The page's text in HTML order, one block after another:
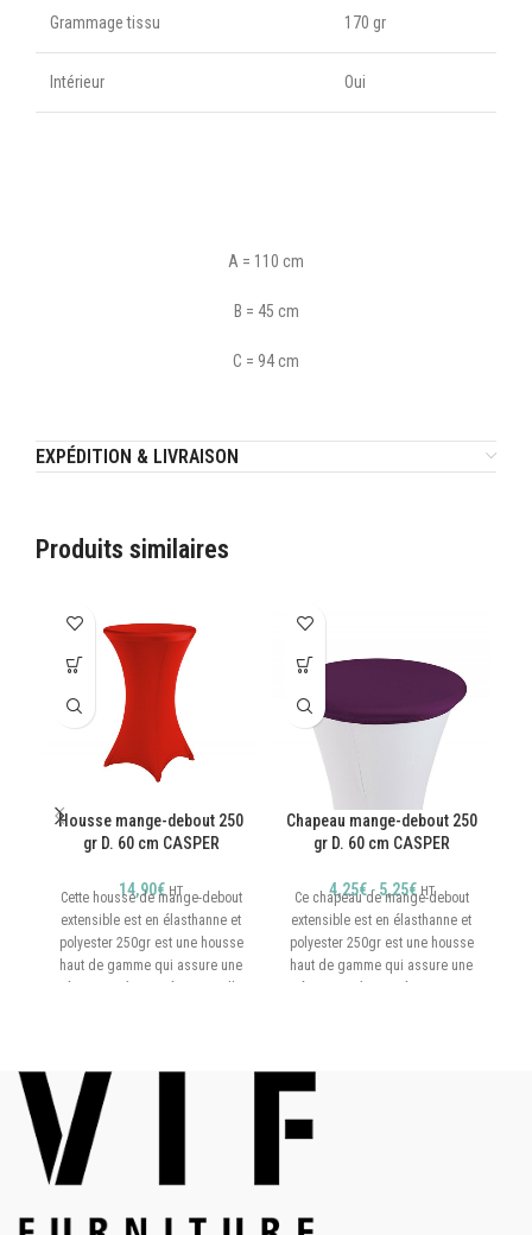
Grammage tissu 170 gr
Intérieur Oui
A = 110 cm
B = 45 cm
C = 94 cm
EXPÉDITION & LIVRAISON
Produits similaires
Housse mange-debout 250
gr D. 60 cm CASPER
14,90€ HT
Cette housse de mange-debout
extensible est en élasthanne et
polyester 250gr est une housse
haut de gamme qui assure une
résistance à toute épreuve. Elle
les plateaux de 60 cm de
opacifiant
Chapeau mange-debout 250
gr D. 60 cm CASPER
4,25€- 5,25€ HT
Ce chapeau de mange-debout
extensible est en élasthanne et
polyester 250gr est une housse
haut de gamme qui assure une
résistance à toute épreuve. Ce
une touche colorée à votre
convient pour les mange-
debout Fantomas au plateau de